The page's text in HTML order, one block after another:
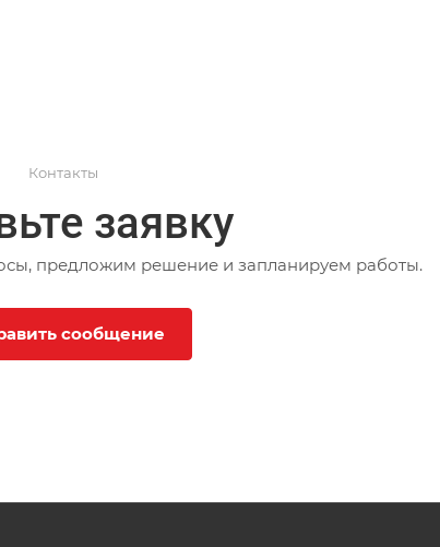
Контакты
заявку
предложим решение и запланируем работы.
сообщение